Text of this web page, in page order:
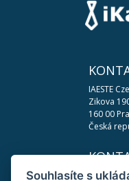
IAESTE
Zikova
160 00
Česká
Souhlasíte s